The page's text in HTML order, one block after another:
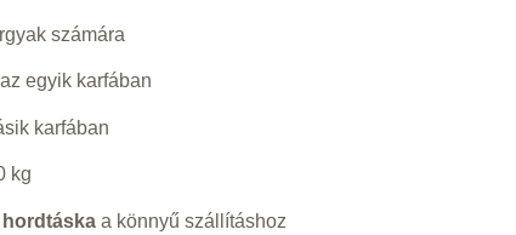
számára
az egyik karfában
karfában
kg
a könnyű szállításhoz